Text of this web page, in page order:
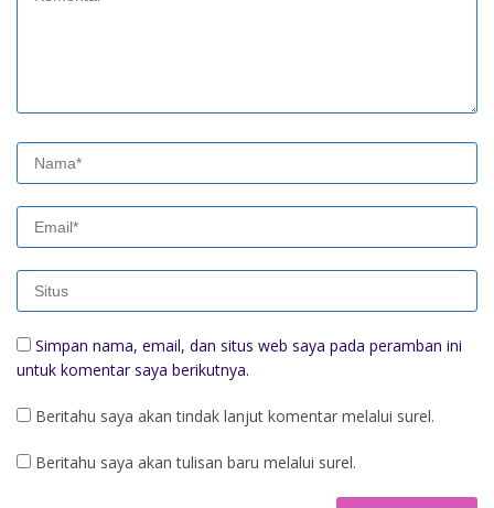
Simpan nama, email, dan situs web saya pada peramban ini
untuk komentar saya berikutnya.
Beritahu saya akan tindak lanjut komentar melalui surel.
Beritahu saya akan tulisan baru melalui surel.